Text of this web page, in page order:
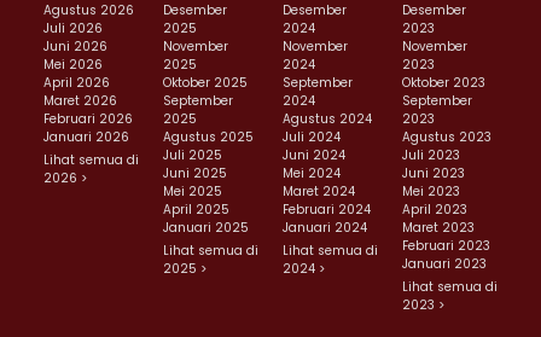
Agustus 2026
Juli 2026
Juni 2026
Mei 2026
April 2026
Maret 2026
Februari 2026
Januari 2026
Lihat semua di
2026 >
Desember
2025
November
2025
Oktober 2025
September
2025
Agustus 2025
Juli 2025
Juni 2025
Mei 2025
April 2025
Januari 2025
Lihat semua di
2025 >
Desember
2024
November
2024
September
2024
Agustus 2024
Juli 2024
Juni 2024
Mei 2024
Maret 2024
Februari 2024
Januari 2024
Lihat semua di
2024 >
Desember
2023
November
2023
Oktober 2023
September
2023
Agustus 2023
Juli 2023
Juni 2023
Mei 2023
April 2023
Maret 2023
Februari 2023
Januari 2023
Lihat semua di
2023 >